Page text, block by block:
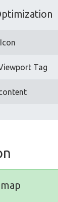
Tag